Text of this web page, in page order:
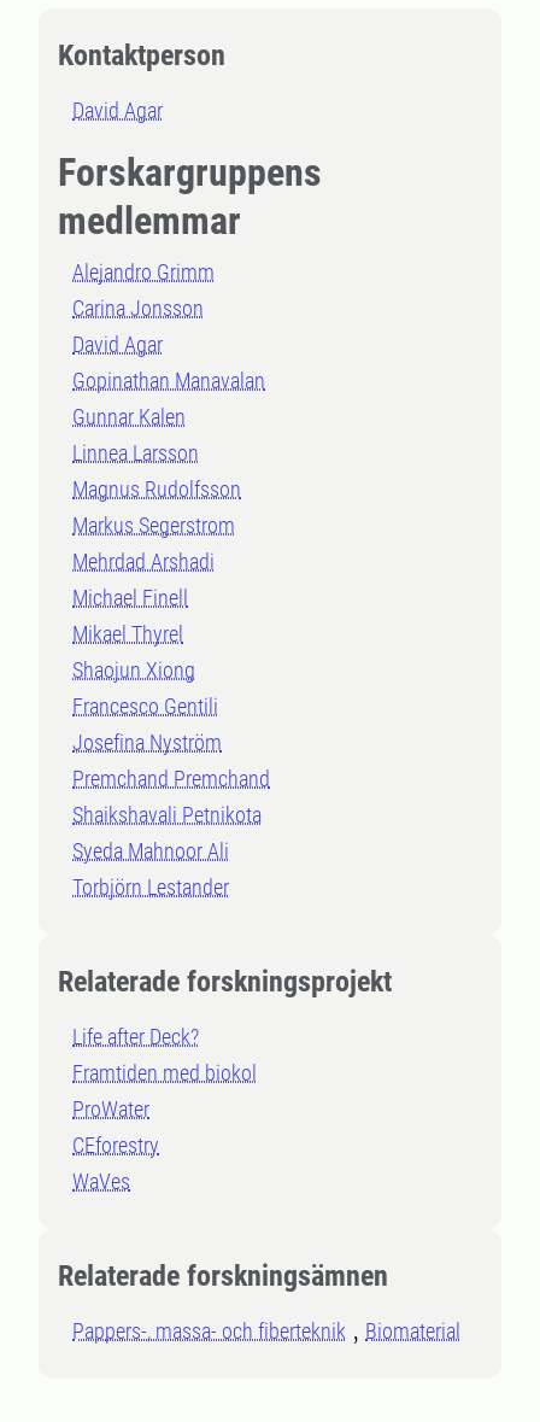
Kontaktperson
David Agar
Forskargruppens
medlemmar
Alejandro Grimm
Carina Jonsson
David Agar
Gopinathan Manavalan
Gunnar Kalen
Linnea Larsson
Magnus Rudolfsson
Markus Segerstrom
Mehrdad Arshadi
Michael Finell
Mikael Thyrel
Shaojun Xiong
Francesco Gentili
Josefina Nyström
Premchand Premchand
Shaikshavali Petnikota
Syeda Mahnoor Ali
Torbjörn Lestander
Relaterade forskningsprojekt
Life after Deck?
Framtiden med biokol
ProWater
CEforestry
WaVes
Relaterade forskningsämnen
Pappers-, massa- och fiberteknik Biomaterial